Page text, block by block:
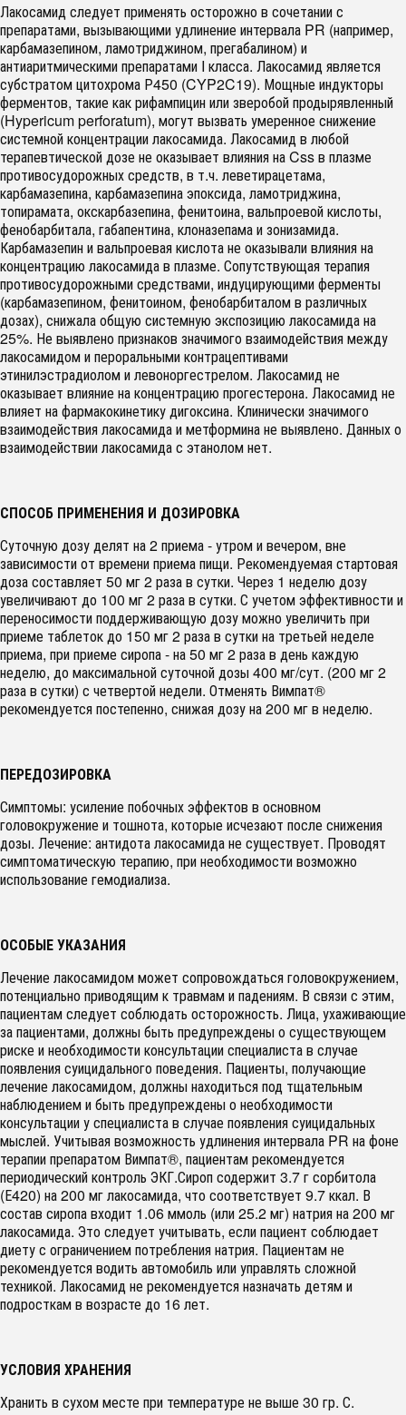
Лакосамид следует применять осторожно в сочетании с
препаратами, вызывающими удлинение интервала PR (например,
карбамазепином, ламотриджином, прегабалином) и
антиаритмическими препаратами I класса. Лакосамид является
субстратом цитохрома Р450 (CYP2C19). Мощные индукторы
ферментов, такие как рифампицин или зверобой продырявленный
(Hypericum perforatum), могут вызвать умеренное снижение
системной концентрации лакосамида. Лакосамид в любой
терапевтической дозе не оказывает влияния на Css в плазме
противосудорожных средств, в т.ч. леветирацетама,
карбамазепина, карбамазепина эпоксида, ламотриджина,
топирамата, окскарбазепина, фенитоина, вальпроевой кислоты,
фенобарбитала, габапентина, клоназепама и зонизамида.
Карбамазепин и вальпроевая кислота не оказывали влияния на
концентрацию лакосамида в плазме. Сопутствующая терапия
противосудорожными средствами, индуцирующими ферменты
(карбамазепином, фенитоином, фенобарбиталом в различных
дозах), снижала общую системную экспозицию лакосамида на
25%. Не выявлено признаков значимого взаимодействия между
лакосамидом и пероральными контрацептивами
этинилэстрадиолом и левоноргестрелом. Лакосамид не
оказывает влияние на концентрацию прогестерона. Лакосамид не
влияет на фармакокинетику дигоксина. Клинически значимого
взаимодействия лакосамида и метформина не выявлено. Данных о
взаимодействии лакосамида с этанолом нет.
СПОСОБ ПРИМЕНЕНИЯ И ДОЗИРОВКА
Суточную дозу делят на 2 приема - утром и вечером, вне
зависимости от времени приема пищи. Рекомендуемая стартовая
доза составляет 50 мг 2 раза в сутки. Через 1 неделю дозу
увеличивают до 100 мг 2 раза в сутки. С учетом эффективности и
переносимости поддерживающую дозу можно увеличить при
приеме таблеток до 150 мг 2 раза в сутки на третьей неделе
приема, при приеме сиропа - на 50 мг 2 раза в день каждую
неделю, до максимальной суточной дозы 400 мг/сут. (200 мг 2
раза в сутки) с четвертой недели. Отменять Вимпат®
рекомендуется постепенно, снижая дозу на 200 мг в неделю.
ПЕРЕДОЗИРОВКА
Симптомы: усиление побочных эффектов в основном
головокружение и тошнота, которые исчезают после снижения
дозы. Лечение: антидота лакосамида не существует. Проводят
симптоматическую терапию, при необходимости возможно
использование гемодиализа.
ОСОБЫЕ УКАЗАНИЯ
Лечение лакосамидом может сопровождаться головокружением,
потенциально приводящим к травмам и падениям. В связи с этим,
пациентам следует соблюдать осторожность. Лица, ухаживающие
за пациентами, должны быть предупреждены о существующем
риске и необходимости консультации специалиста в случае
появления суицидального поведения. Пациенты, получающие
лечение лакосамидом, должны находиться под тщательным
наблюдением и быть предупреждены о необходимости
консультации у специалиста в случае появления суицидальных
мыслей. Учитывая возможность удлинения интервала PR на фоне
терапии препаратом Вимпат®, пациентам рекомендуется
периодический контроль ЭКГ.Сироп содержит 3.7 г сорбитола
(Е420) на 200 мг лакосамида, что соответствует 9.7 ккал. В
состав сиропа входит 1.06 ммоль (или 25.2 мг) натрия на 200 мг
лакосамида. Это следует учитывать, если пациент соблюдает
диету с ограничением потребления натрия. Пациентам не
рекомендуется водить автомобиль или управлять сложной
техникой. Лакосамид не рекомендуется назначать детям и
подросткам в возрасте до 16 лет.
УСЛОВИЯ ХРАНЕНИЯ
Хранить в сухом месте при температуре не выше 30 гр. С.